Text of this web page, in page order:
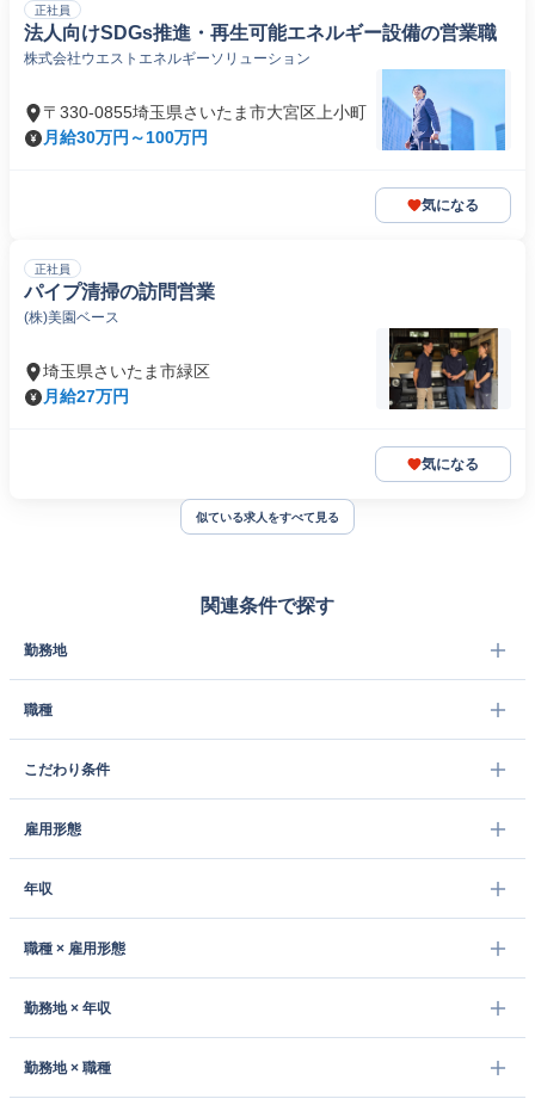
正社員
法人向けSDGs推進・再生可能エネルギー設備の営業職
株式会社ウエストエネルギーソリューション
〒330-0855埼玉県さいたま市大宮区上小町
月給30万円～100万円
気になる
正社員
パイプ清掃の訪問営業
(株)美園ベース
埼玉県さいたま市緑区
月給27万円
気になる
似ている求人をすべて見る
関連条件で探す
勤務地
職種
こだわり条件
雇用形態
年収
職種 × 雇用形態
勤務地 × 年収
勤務地 × 職種